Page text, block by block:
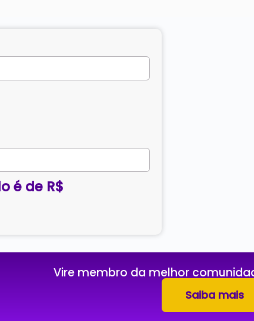
é de R$
Vire membro da melhor
Saiba mais